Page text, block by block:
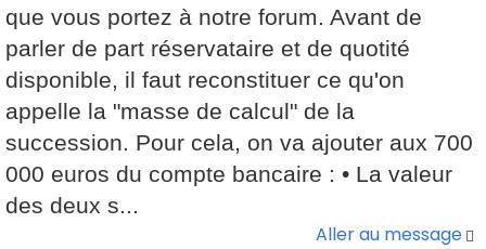
que vous portez à notre forum. Avant de
parler de part réservataire et de quotité
disponible, il faut reconstituer ce qu'on
appelle la "masse de calcul" de la
succession. Pour cela, on va ajouter aux 700
000 euros du compte bancaire : • La valeur
des deux s...
Aller au message